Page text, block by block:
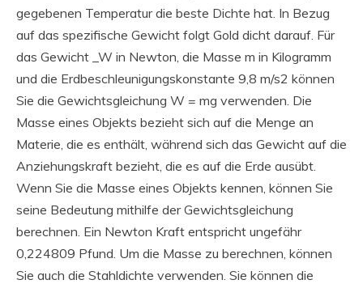
gegebenen Temperatur die beste Dichte hat. In Bezug
auf das spezifische Gewicht folgt Gold dicht darauf. Für
das Gewicht _W in Newton, die Masse m in Kilogramm
und die Erdbeschleunigungskonstante 9,8 m/s2 können
Sie die Gewichtsgleichung W = mg verwenden. Die
Masse eines Objekts bezieht sich auf die Menge an
Materie, die es enthält, während sich das Gewicht auf die
Anziehungskraft bezieht, die es auf die Erde ausübt.
Wenn Sie die Masse eines Objekts kennen, können Sie
seine Bedeutung mithilfe der Gewichtsgleichung
berechnen. Ein Newton Kraft entspricht ungefähr
0,224809 Pfund. Um die Masse zu berechnen, können
Sie auch die Stahldichte verwenden. Sie können die